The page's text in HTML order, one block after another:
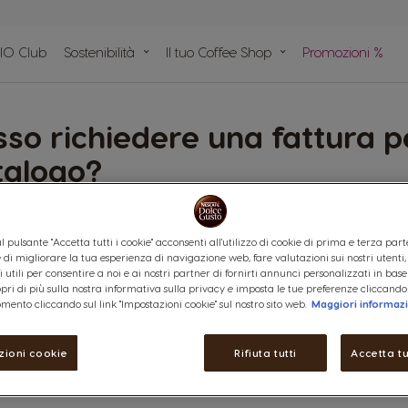
Club Sostenibilità Il tuo Coffee Shop Promozioni %
richiedere una fattura
per l’acquisto di un premio fisico del Catalogo tramite Punti o
produttore.
pulsante "Accetta tutti i cookie" acconsenti all'utilizzo di cookie di prima e terza
di migliorare la tua esperienza di navigazione web, fare valutazioni sui nostri
utili per consentire a noi e ai nostri partner di fornirti annunci personalizzati in
di più sulla nostra informativa sulla privacy e imposta le tue preferenze
cliccando sul link "Impostazioni cookie" sul nostro sito web. Maggiori
cookie Rifiuta tutti Accetta